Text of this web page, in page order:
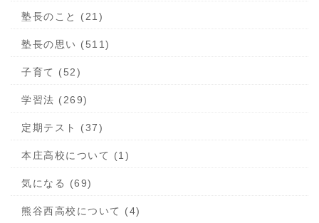
塾長のこと (21)
塾長の思い (511)
子育て (52)
学習法 (269)
定期テスト (37)
本庄高校について (1)
気になる (69)
熊谷西高校について (4)